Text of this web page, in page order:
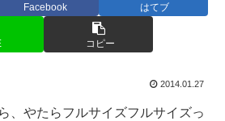
Facebook はてブ
コピー
2014.01.27
、やたらフルサイズフルサイズっ